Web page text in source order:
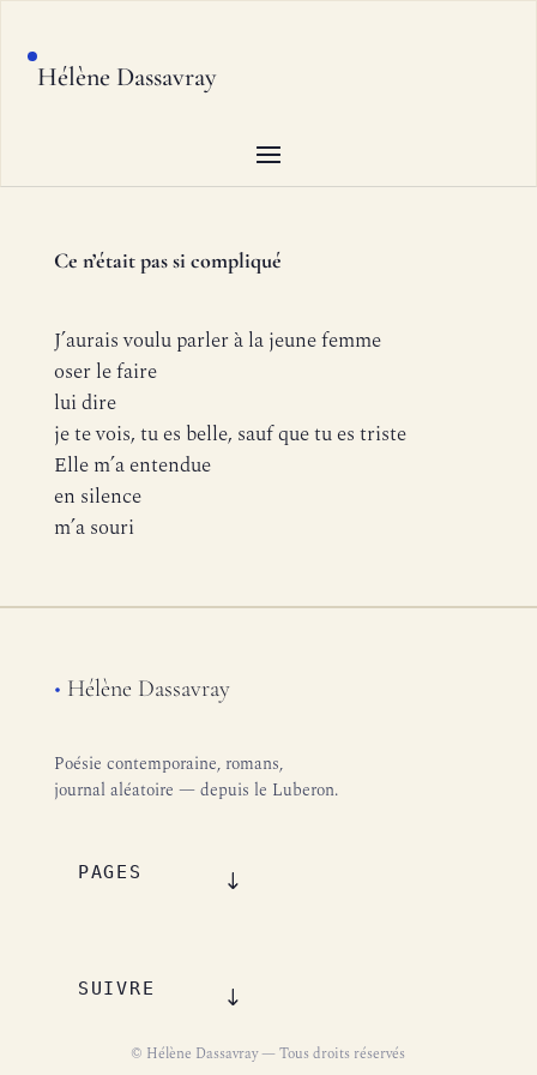
Hélène Dassavray
Ce n’était pas si compliqué
J’aurais voulu parler à la jeune femme
oser le faire
lui dire
je te vois, tu es belle, sauf que tu es triste
Elle m’a entendue
en silence
m’a souri
• Hélène Dassavray
Poésie contemporaine, romans,
journal aléatoire — depuis le Luberon.
PAGES
SUIVRE
© Hélène Dassavray — Tous droits réservés